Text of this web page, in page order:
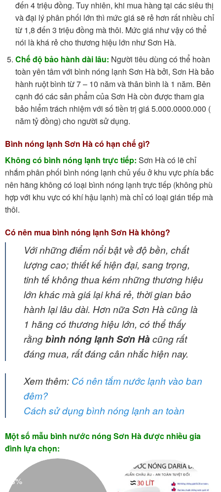
đến 4 triệu đồng. Tuy nhiên, khi mua hàng tại các siêu thị
và đại lý phân phối lớn thì mức giá sẽ rẻ hơn rất nhiều chỉ
từ 1,8 đến 3 triệu đồng mà thôi. Mức giá như vậy có thể
nói là khá rẻ cho thương hiệu lớn như Sơn Hà.
Chế độ bảo hành dài lâu: Người tiêu dùng có thể hoàn
toàn yên tâm với bình nóng lạnh Sơn Hà bởi, Sơn Hà bảo
hành ruột bình từ 7 – 10 năm và thân bình là 1 năm. Bên
cạnh đó các sản phẩm của Sơn Hà còn được tham gia
bảo hiểm trách nhiệm với số tiền trị giá 5.000.0000.000 (
năm tỷ đồng) cho người sử dụng.
Bình nóng lạnh Sơn Hà có hạn chế gì?
Không có bình nóng lạnh trực tiếp: Sơn Hà có lẽ chỉ
nhắm phân phối bình nóng lạnh chủ yếu ở khu vực phía bắc
nên hãng không có loại bình nóng lạnh trực tiếp (không phù
hợp với khu vực có khí hậu lạnh) mà chỉ có loại gián tiếp mà
thôi.
Có nên mua bình nóng lạnh Sơn Hà không?
Với những điểm nổi bật về độ bền, chất
lượng cao; thiết kế hiện đại, sang trọng,
tinh tế không thua kém những thương hiệu
lớn khác mà giá lại khá rẻ, thời gian bảo
hành lại lâu dài. Hơn nữa Sơn Hà cũng là
1 hãng có thương hiệu lớn, có thể thấy
rằngbình nóng lạnh Sơn Hàcũng rất
đáng mua, rất đáng cân nhắc hiện nay.
Xem thêm: Có nên tắm nước lạnh vào ban
đêm?
Cách sử dụng bình nóng lạnh an toàn
Một số mẫu bình nước nóng Sơn Hà được nhiều gia
đình lựa chọn:
-13%